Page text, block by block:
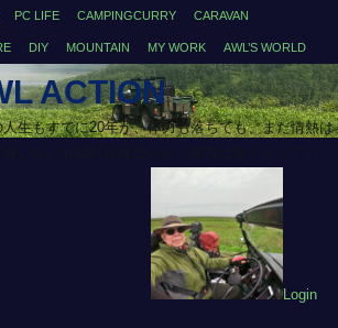
PC LIFE CAMPINGCURRY CARAVAN
DIY MOUNTAIN MY WORK AWL’S WORLD
ACTION
人生もすでに20年が、体力も落ちても、まだ情熱は
Login